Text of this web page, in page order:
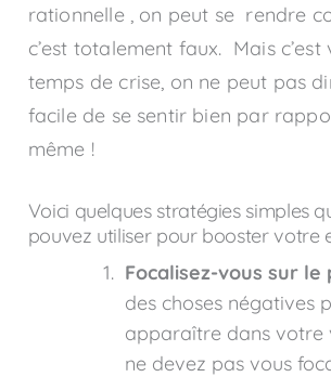
rationnelle , on peut se rendre
c’est totalement faux. Mais c’est
temps de crise, on ne peut pas
facile de se sentir bien par
même !
Voici quelques stratégies simples
pouvez utiliser pour booster votre
Focalisez-vous sur le
des choses négatives
apparaître dans votre
ne devez pas vous